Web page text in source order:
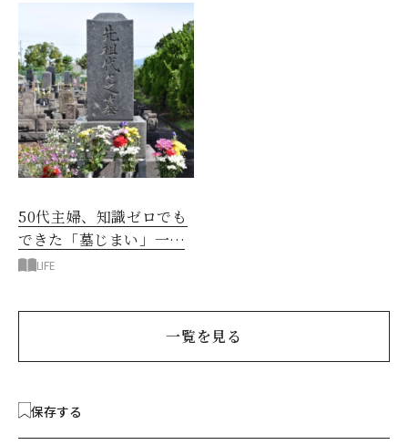
50代主婦、知識ゼロでも
できた「墓じまい」一つ
後悔したのは、ある順
LIFE
一覧を見る
保存する